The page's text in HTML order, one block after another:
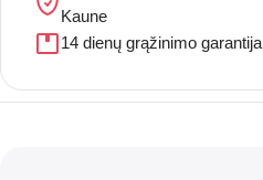
Kaune
14 dienų grąžinimo garantija